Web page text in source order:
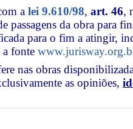
a lei 9.610/98, art. 46,
passagens da obra para
para o fim a atingir,
a fonte
nas obras
as opiniões,